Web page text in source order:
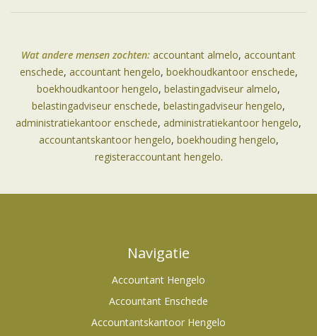
Wat andere mensen zochten: accountant almelo, accountant
enschede, accountant hengelo, boekhoudkantoor enschede,
boekhoudkantoor hengelo, belastingadviseur almelo,
belastingadviseur enschede, belastingadviseur hengelo,
administratiekantoor enschede, administratiekantoor hengelo,
accountantskantoor hengelo, boekhouding hengelo,
registeraccountant hengelo.
Navigatie
Accountant Hengelo
Accountant Enschede
Accountantskantoor Hengelo